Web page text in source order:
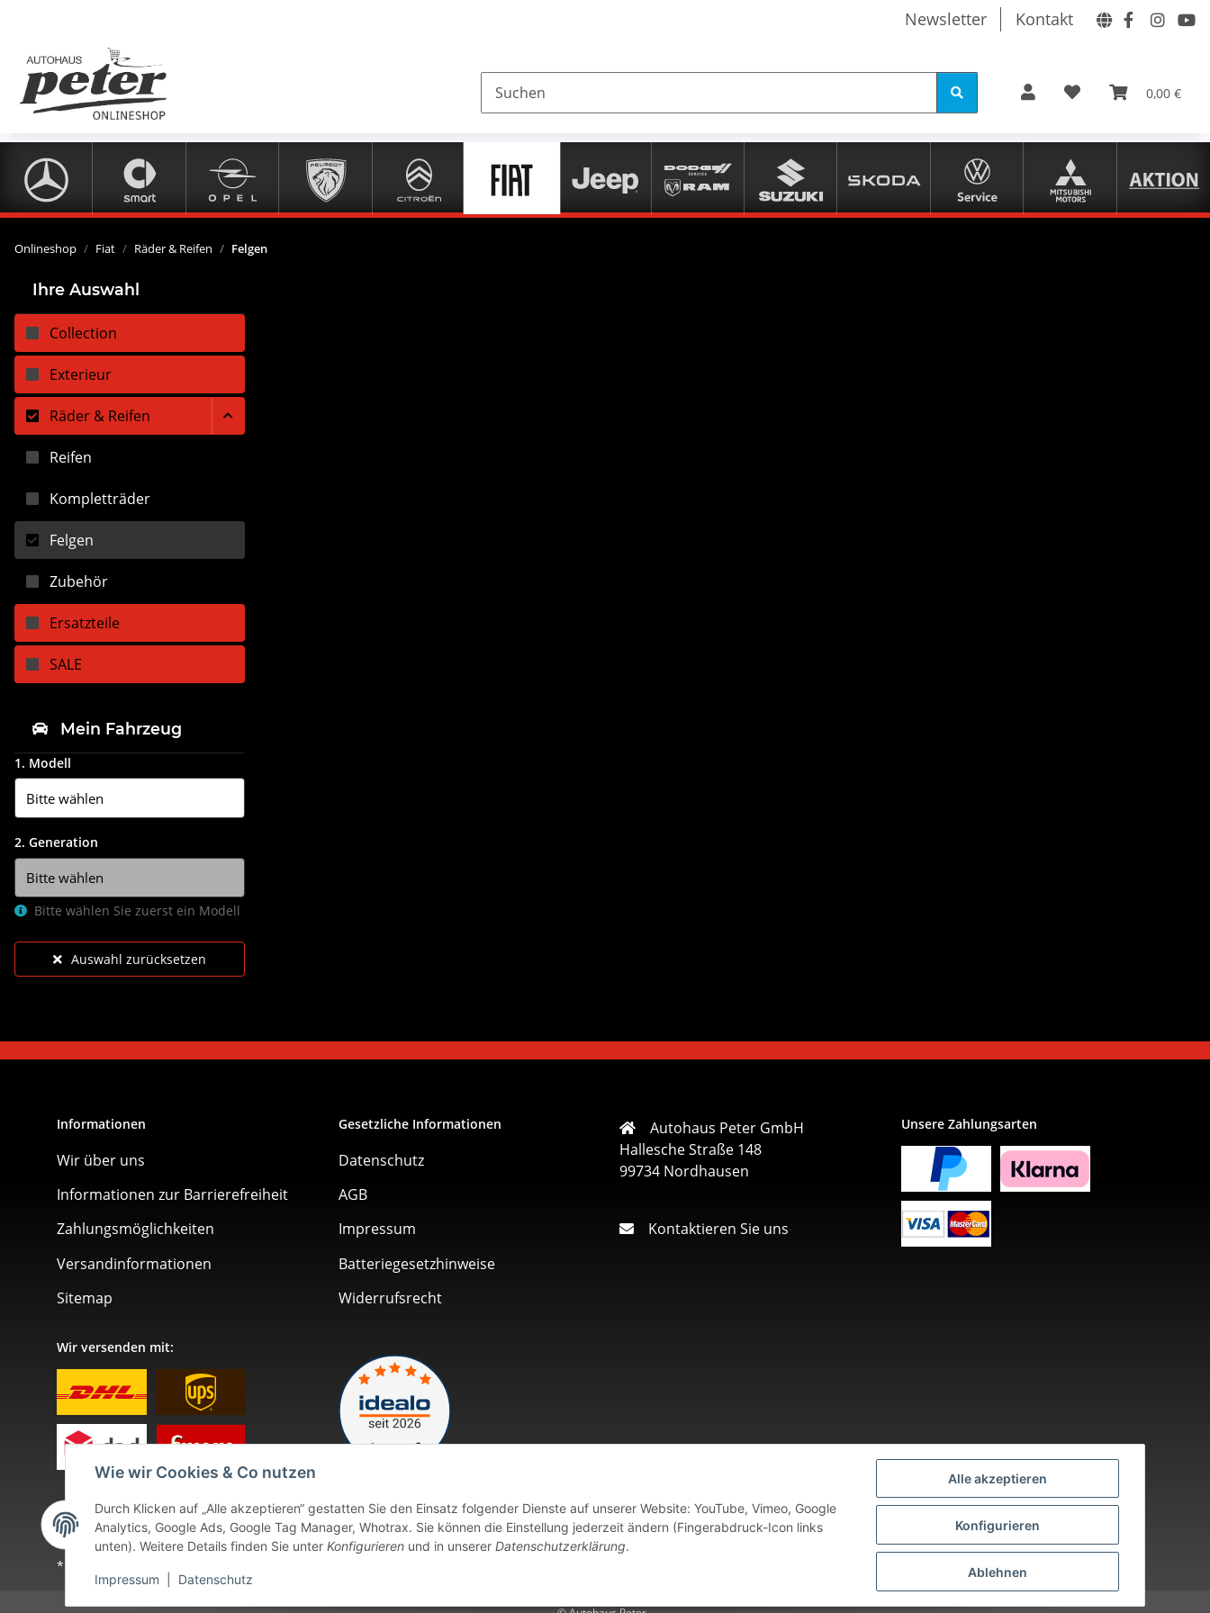
Alle akzeptieren
Konfigurieren
Ablehnen
Wie wir Cookies & Co nutzen
Durch Klicken auf „Alle akzeptieren“ gestatten Sie den Einsatz folgender Dienste auf unserer Website: YouTube, Vimeo, Google
Analytics, Google Ads, Google Tag Manager, Whotrax. Sie können die Einstellung jederzeit ändern (Fingerabdruck-Icon links
unten). Weitere Details finden Sie unter Konfigurieren und in unserer Datenschutzerklärung.
Impressum Datenschutz
Newsletter Kontakt
0,00 €
Onlineshop Fiat Räder & Reifen Felgen
Ihre Auswahl
Collection
Exterieur
Räder & Reifen
Reifen
Kompletträder
Felgen
Zubehör
Ersatzteile
SALE
Mein Fahrzeug
1. Modell
2. Generation
Bitte wählen Sie zuerst ein Modell
Auswahl zurücksetzen
Informationen
Wir über uns
Informationen zur Barrierefreiheit
Zahlungsmöglichkeiten
Versandinformationen
Sitemap
Gesetzliche Informationen
Datenschutz
AGB
Impressum
Batteriegesetzhinweise
Widerrufsrecht
Autohaus Peter GmbH
Hallesche Straße 148
99734 Nordhausen
Kontaktieren Sie uns
Unsere Zahlungsarten
Wir versenden mit:
Vertrag widerrufen
* Alle Preise inkl. gesetzlicher USt., zzgl.